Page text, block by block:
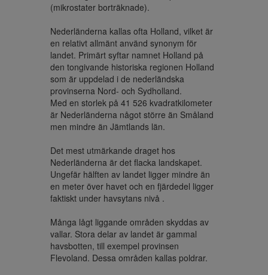
(mikrostater borträknade).
Nederländerna kallas ofta Holland, vilket är
en relativt allmänt använd synonym för
landet. Primärt syftar namnet Holland på
den tongivande historiska regionen Holland
som är uppdelad i de nederländska
provinserna Nord- och Sydholland.
Med en storlek på 41 526 kvadratkilometer
är Nederländerna något större än Småland
men mindre än Jämtlands län.
Det mest utmärkande draget hos
Nederländerna är det flacka landskapet.
Ungefär hälften av landet ligger mindre än
en meter över havet och en fjärdedel ligger
faktiskt under havsytans nivå .
Många lågt liggande områden skyddas av
vallar. Stora delar av landet är gammal
havsbotten, till exempel provinsen
Flevoland. Dessa områden kallas poldrar.